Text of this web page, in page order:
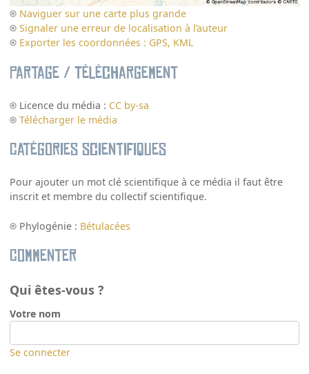
Naviguer sur une carte plus grande
Signaler une erreur de localisation à l’auteur
Exporter les coordonnées : GPS, KML
Partage / Téléchargement
Licence du média : CC by-sa
Télécharger le média
Catégories scientifiques
Pour ajouter un mot clé scientifique à ce média il faut être
inscrit et membre du collectif scientifique.
Phylogénie : Bétulacées
Commenter
Qui êtes-vous ?
Votre nom
Se connecter